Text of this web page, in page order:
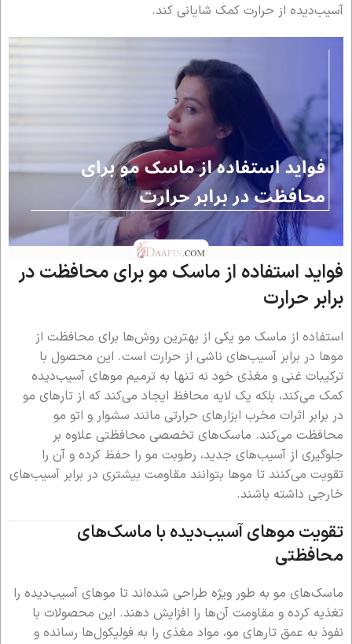
آسیب‌دیده از حرارت کمک شایانی کند.
فواید استفاده از ماسک مو برای محافظت در
برابر حرارت
استفاده از ماسک مو یکی از بهترین روش‌ها برای محافظت از
موها در برابر آسیب‌های ناشی از حرارت است. این محصول با
ترکیبات غنی و مغذی خود نه تنها به ترمیم موهای آسیب‌دیده
کمک می‌کند، بلکه یک لایه محافظ ایجاد می‌کند که از تارهای مو
در برابر اثرات مخرب ابزارهای حرارتی مانند سشوار و اتو مو
محافظت می‌کند. ماسک‌های تخصصی محافظتی علاوه بر
جلوگیری از آسیب‌های جدید، رطوبت مو را حفظ کرده و آن را
تقویت می‌کنند تا موها بتوانند مقاومت بیشتری در برابر آسیب‌های
خارجی داشته باشند.
تقویت موهای آسیب‌دیده با ماسک‌های
محافظتی
ماسک‌های مو به طور ویژه طراحی شده‌اند تا موهای آسیب‌دیده را
تغذیه کرده و مقاومت آن‌ها را افزایش دهند. این محصولات با
نفوذ به عمق تارهای مو، مواد مغذی را به فولیکول‌ها رسانده و